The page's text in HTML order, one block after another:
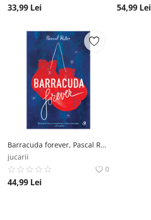
33,99 Lei 54,99 Lei
Barracuda forever, Pascal Ruter Curtea Veche
jucarii
0
44,99 Lei